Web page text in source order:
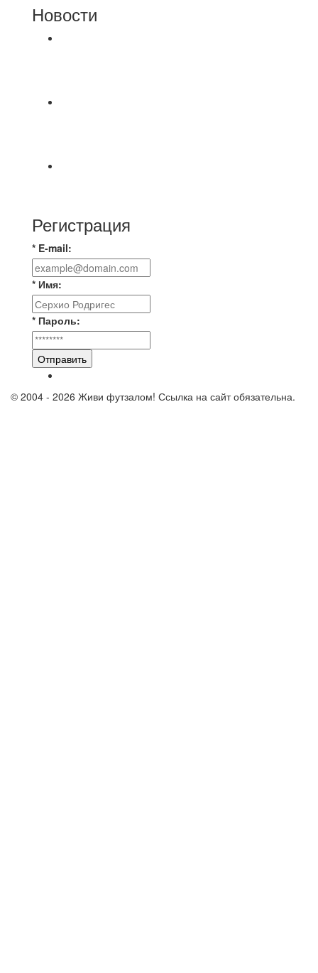
Новости
Регистрация
* E-mail:
* Имя:
* Пароль:
Отправить
© 2004 - 2026 Живи футзалом! Ссылка на сайт обязательна.